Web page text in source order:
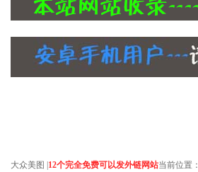
大众美图 12个完全免费可以发外链网站当前位置：